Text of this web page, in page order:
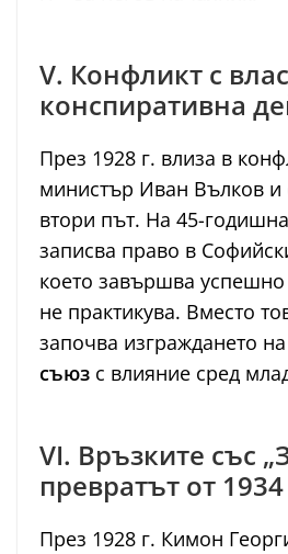
V. Конфликт с
конспиративна
През 1928 г. влиза в
министър Иван Вълков и
втори път. На 45-
записва право в
което завършва успешно
не практикува. Вместо
започва изграждането на
съюз с влияние сред
VI. Връзките със
превратът от 1934
През 1928 г. Кимон